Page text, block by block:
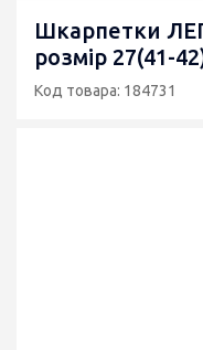
Шкарпетки
розмір 27(41-
Код товара: 184731